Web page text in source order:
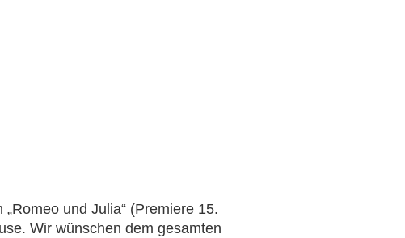
und Julia“ (Premiere 15.
Wir wünschen dem gesamten